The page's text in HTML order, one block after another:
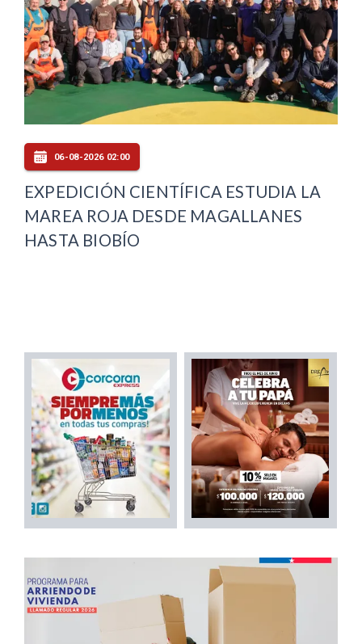
06-08-2026 02:00
EXPEDICIÓN CIENTÍFICA ESTUDIA LA
MAREA ROJA DESDE MAGALLANES
HASTA BIOBÍO